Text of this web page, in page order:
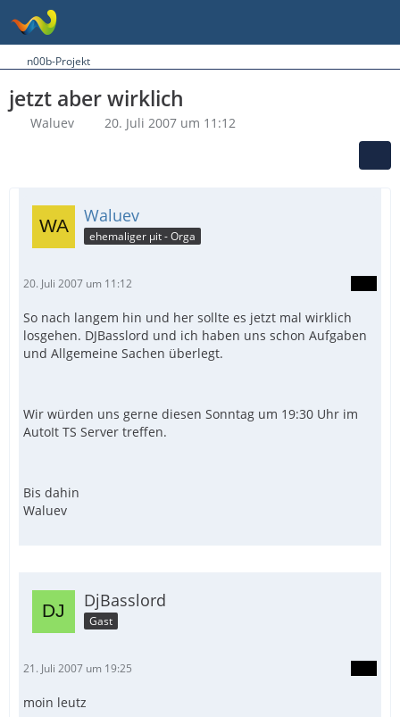
n00b-Projekt
jetzt aber wirklich
Waluev 20. Juli 2007 um 11:12
Waluev
ehemaliger µit - Orga
20. Juli 2007 um 11:12
So nach langem hin und her sollte es jetzt mal wirklich
losgehen. DJBasslord und ich haben uns schon Aufgaben
und Allgemeine Sachen überlegt.
Wir würden uns gerne diesen Sonntag um 19:30 Uhr im
AutoIt TS Server treffen.
Bis dahin
Waluev
DjBasslord
Gast
21. Juli 2007 um 19:25
moin leutz